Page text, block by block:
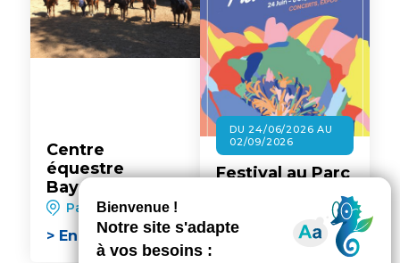
Centre
équestre
Bayard UCPA
Vincennes
Paris 12ème
> En savoir plus
DU 24/06/2026 AU
02/09/2026
Festival au Parc
Paris 12ème